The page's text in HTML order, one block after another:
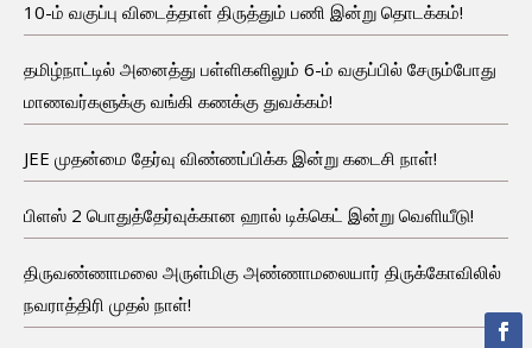
10-ம் வகுப்பு விடைத்தாள் திருத்தும் பணி இன்று தொடக்கம்!
தமிழ்நாட்டில் அனைத்து பள்ளிகளிலும் 6-ம் வகுப்பில் சேரும்போது
மாணவர்களுக்கு வங்கி கணக்கு துவக்கம்!
JEE முதன்மை தேர்வு விண்ணப்பிக்க இன்று கடைசி நாள்!
பிளஸ் 2 பொதுத்தேர்வுக்கான ஹால் டிக்கெட் இன்று வெளியீடு!
திருவண்ணாமலை அருள்மிகு அண்ணாமலையார் திருக்கோவிலில்
நவராத்திரி முதல் நாள்!